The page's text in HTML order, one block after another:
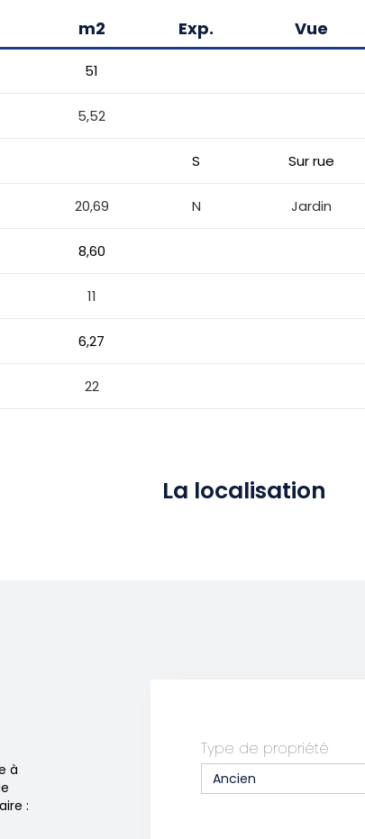
m2 Exp. Vue
51
5,52
S Sur rue
20,69 N Jardin
8,60
11
6,27
22
La localisation
à
: